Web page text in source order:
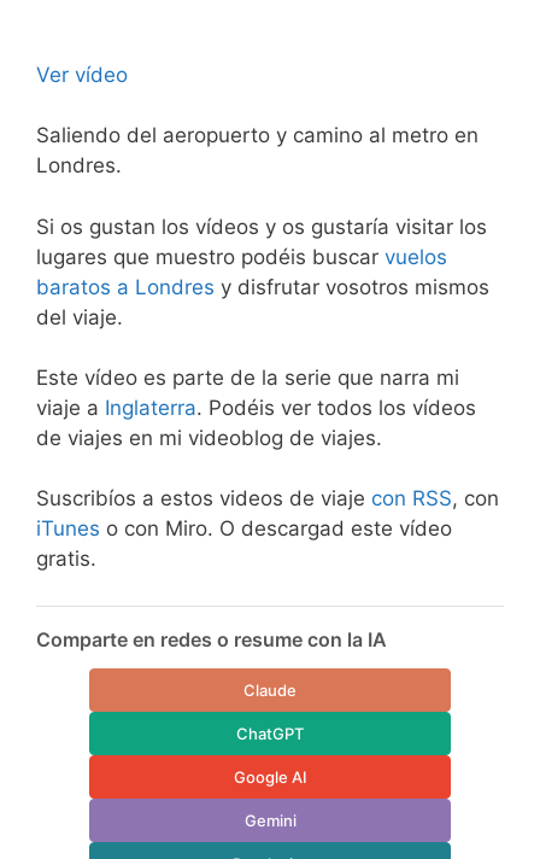
Ver vídeo
Saliendo del aeropuerto y camino al metro en
Londres.
Si os gustan los vídeos y os gustaría visitar los
lugares que muestro podéis buscar vuelos
baratos a Londres y disfrutar vosotros mismos
del viaje.
Este vídeo es parte de la serie que narra mi
viaje a Inglaterra. Podéis ver todos los vídeos
de viajes en mi videoblog de viajes.
Suscribíos a estos videos de viaje con RSS, con
iTunes o con Miro. O descargad este vídeo
gratis.
Comparte en redes o resume con la IA
Claude
ChatGPT
Google AI
Gemini